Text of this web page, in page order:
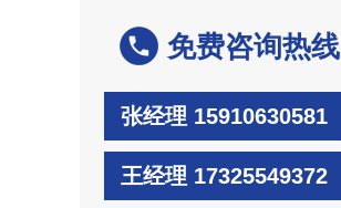
免费咨询热线
张经理 15910630581
王经理 17325549372